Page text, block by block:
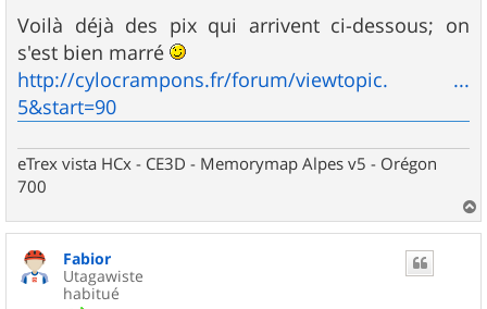
s
s
a
g
e
Voilà déjà des pix qui arrivent ci-dessous; on
s'est bien marré
http://cylocrampons.fr/forum/viewtopic. ...
5&start=90
eTrex vista HCx - CE3D - Memorymap Alpes v5 - Orégon
700
a
Fabior
Utagawiste
habitué